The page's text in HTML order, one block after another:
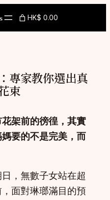
HK$ 0.00
專家教你選出真
束
架前的徬徨，其實
要的不是完美，而
，無數子女站在超
面對琳瑯滿目的預